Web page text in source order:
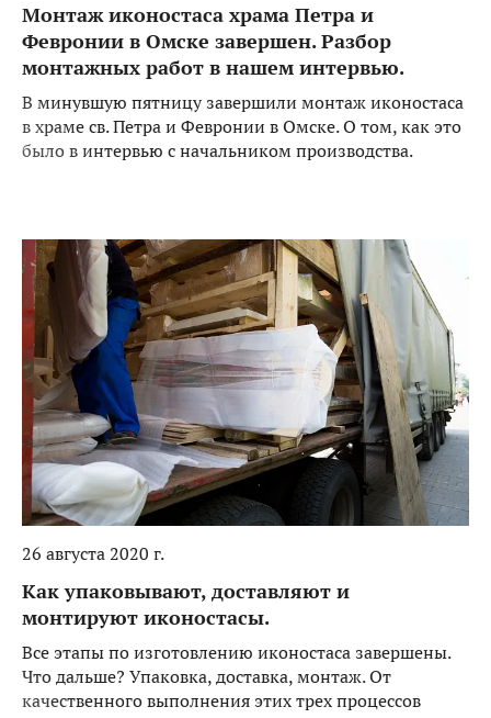
Монтаж иконостаса храма Петра и
Февронии в Омске завершен. Разбор
монтажных работ в нашем интервью.
В минувшую пятницу завершили монтаж иконостаса
в храме св. Петра и Февронии в Омске. О том, как это
было в интервью с начальником производства.
26 августа 2020 г.
Как упаковывают, доставляют и
монтируют иконостасы.
Все этапы по изготовлению иконостаса завершены.
Что дальше? Упаковка, доставка, монтаж. От
качественного выполнения этих трех процессов